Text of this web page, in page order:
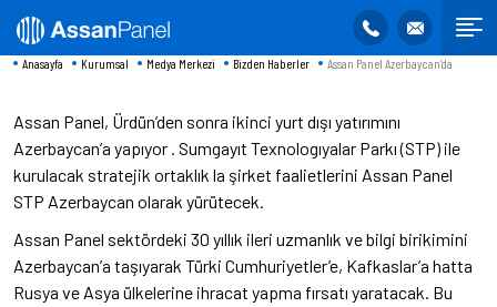
Anasayfa Kurumsal Medya Merkezi Bizden Haberler Assan Panel Azerbaycan’da
Assan Panel, Ürdün’den sonra ikinci yurt dışı yatırımını
Azerbaycan’a yapıyor . Sumgayıt Texnologıyalar Parkı (STP) ile
kurulacak stratejik ortaklık la şirket faalietlerini Assan Panel
STP Azerbaycan olarak yürütecek.
Assan Panel sektördeki 30 yıllık ileri uzmanlık ve bilgi birikimini
Azerbaycan’a taşıyarak Türki Cumhuriyetler’e, Kafkaslar’a hatta
Rusya ve Asya ülkelerine ihracat yapma fırsatı yaratacak. Bu